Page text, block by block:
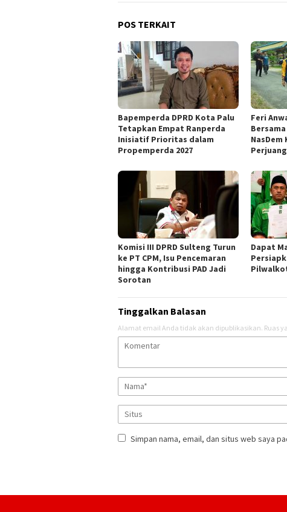
POS TERKAIT
Bapemperda DPRD Kota Palu
Tetapkan Empat Ranperda
Inisiatif Prioritas dalam
Propemperda 2027
Feri
NasDem
Komisi III DPRD Sulteng Turun
ke PT CPM, Isu Pencemaran
hingga Kontribusi PAD Jadi
Sorotan
Dapat
Tinggalkan Balasan
Alamat email Anda tidak akan dipublikasikan. Ruas
Simpan nama, email, dan situs web saya